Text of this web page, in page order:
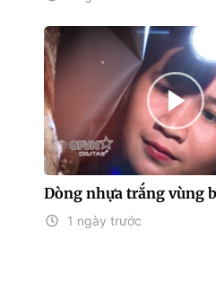
Dòng nhựa trắng vùng
1 ngày trước